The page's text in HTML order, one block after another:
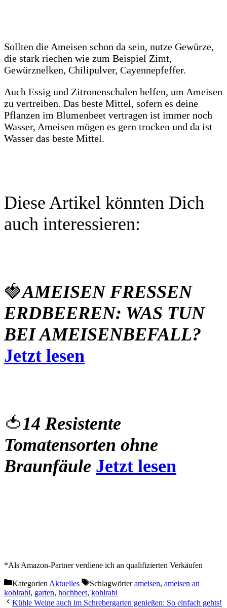
Sollten die Ameisen schon da sein, nutze Gewürze,
die stark riechen wie zum Beispiel Zimt,
Gewürznelken, Chilipulver, Cayennepfeffer.
Auch Essig und Zitronenschalen helfen, um Ameisen
zu vertreiben. Das beste Mittel, sofern es deine
Pflanzen im Blumenbeet vertragen ist immer noch
Wasser, Ameisen mögen es gern trocken und da ist
Wasser das beste Mittel.
Diese Artikel könnten Dich
auch interessieren:
🍓AMEISEN FRESSEN
ERDBEEREN: WAS TUN
BEI AMEISENBEFALL?
Jetzt lesen
🍅14 Resistente
Tomatensorten ohne
Braunfäule Jetzt lesen
*Als Amazon-Partner verdiene ich an qualifizierten Verkäufen
Kategorien Aktuelles Schlagwörterameisen, ameisen an
kohlrabi, garten, hochbeet, kohlrabi
Kühle Weine auch im Schrebergarten genießen: So einfach gehts!